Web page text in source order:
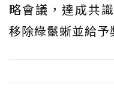
略會議，達成共
移除綠鬣蜥並給予